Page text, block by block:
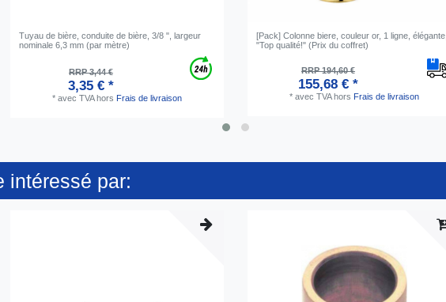
Tuyau de bière, conduite de bière, 3/8 ", largeur
nominale 6,3 mm (par mètre)
RRP 3,44 €
3,35 € *
* avec TVAhors Frais de livraison
[Pack] Colonne biere, couleur or, 1 ligne, élégante,
"Top qualité!" (Prix du coffret)
RRP 194,60 €
155,68 € *
* avec TVAhors Frais de livraison
intéressé par: